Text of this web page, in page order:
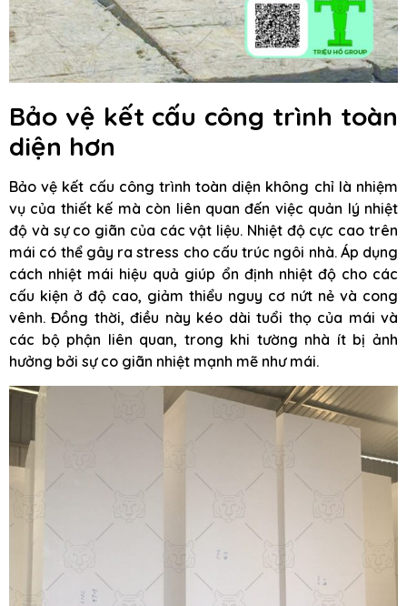
Bảo vệ kết cấu công trình toàn
diện hơn
Bảo vệ kết cấu công trình toàn diện không chỉ là nhiệm
vụ của thiết kế mà còn liên quan đến việc quản lý nhiệt
độ và sự co giãn của các vật liệu. Nhiệt độ cực cao trên
mái có thể gây ra stress cho cấu trúc ngôi nhà. Áp dụng
cách nhiệt mái hiệu quả giúp ổn định nhiệt độ cho các
cấu kiện ở độ cao, giảm thiểu nguy cơ nứt nẻ và cong
vênh. Đồng thời, điều này kéo dài tuổi thọ của mái và
các bộ phận liên quan, trong khi tường nhà ít bị ảnh
hưởng bởi sự co giãn nhiệt mạnh mẽ như mái.